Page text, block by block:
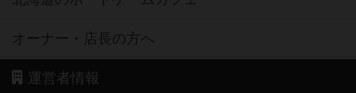
オーナー・店長の方へ
運営者情報